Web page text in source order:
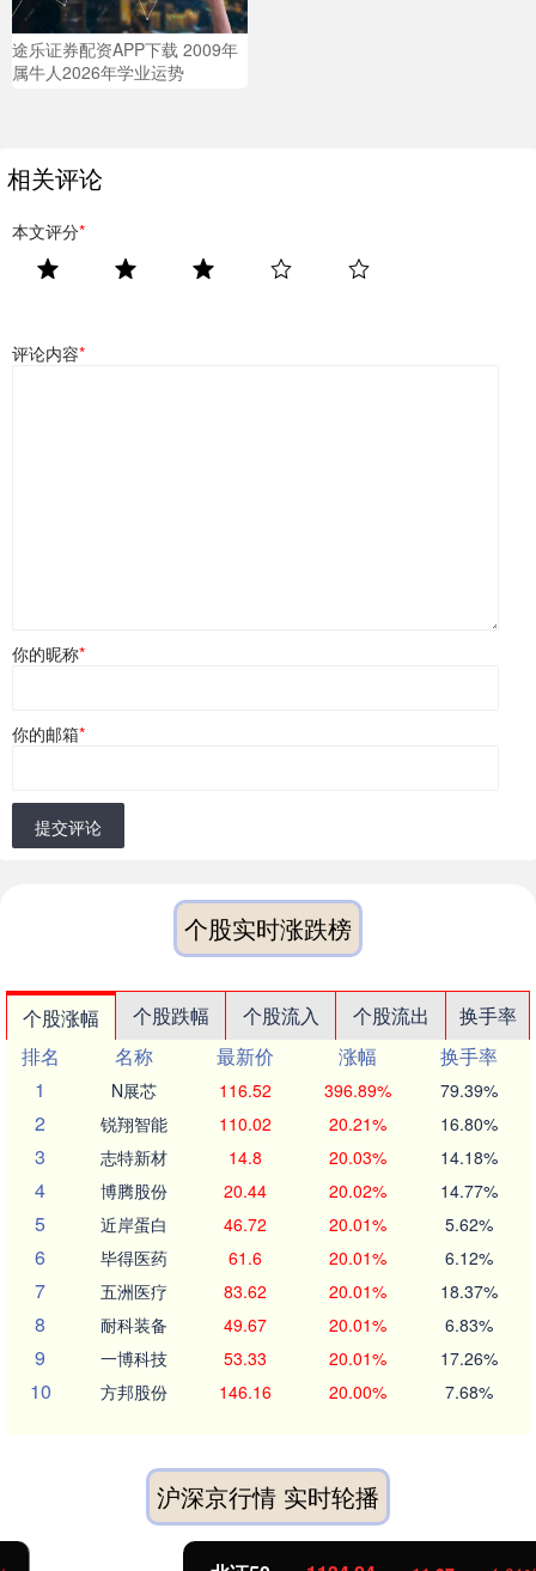
途乐证券配资APP下载 2009年
属牛人2026年学业运势
相关评论
本文评分*
评论内容*
你的昵称*
你的邮箱*
提交评论
个股实时涨跌榜
个股涨幅 个股跌幅 个股流入 个股流出
换手率
排名
名称 最新价 涨幅
换手率
1
N展芯 116.52 396.89% 79.39%
2 锐翔智能 110.02 20.21% 16.80%
3 志特新材 14.8 20.03% 14.18%
4 博腾股份 20.44 20.02% 14.77%
5 近岸蛋白 46.72 20.01% 5.62%
6 毕得医药 61.6 20.01% 6.12%
7 五洲医疗 83.62 20.01% 18.37%
8 耐科装备 49.67 20.01% 6.83%
9 一博科技 53.33 20.01% 17.26%
10 方邦股份 146.16 20.00% 7.68%
沪深京行情 实时轮播